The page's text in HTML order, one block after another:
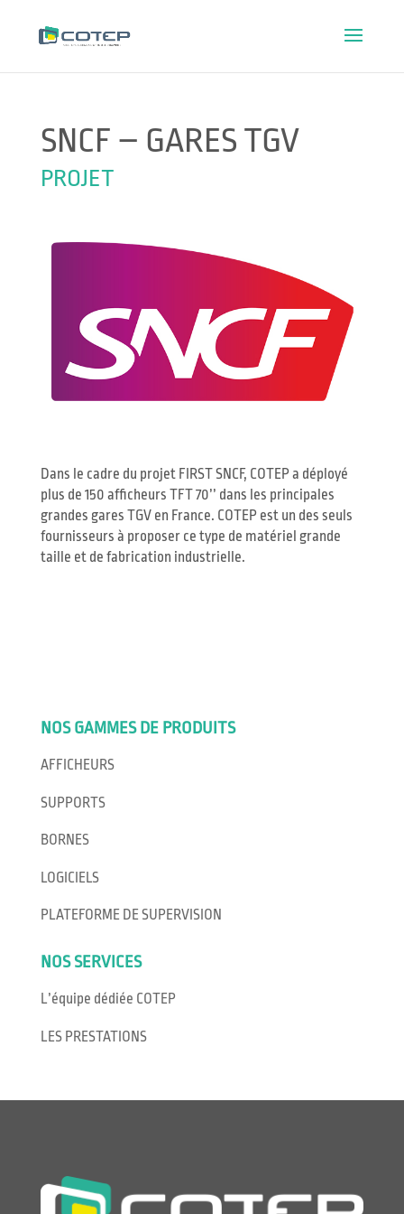
SNCF – GARES TGV
PROJET
Dans le cadre du projet FIRST SNCF, COTEP a déployé
plus de 150 afficheurs TFT 70’’ dans les principales
grandes gares TGV en France. COTEP est un des seuls
fournisseurs à proposer ce type de matériel grande
taille et de fabrication industrielle.
NOS GAMMES DE PRODUITS
AFFICHEURS
SUPPORTS
BORNES
LOGICIELS
PLATEFORME DE SUPERVISION
NOS SERVICES
L’équipe dédiée COTEP
LES PRESTATIONS